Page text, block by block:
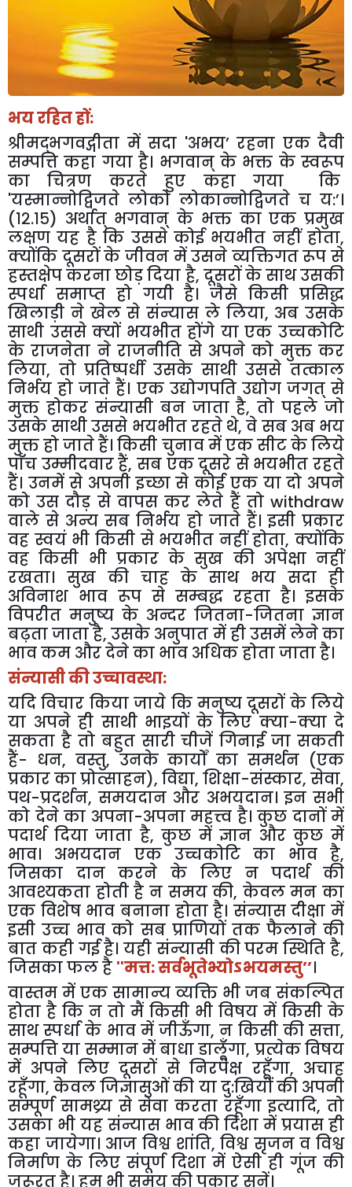
भय रहित हों:
श्रीमद्भगवद्गीता में सदा 'अभय’ रहना एक दैवी
सम्पत्ति कहा गया है। भगवान् के भक्त के स्वरूप
का चित्रण करते हुए कहा गया कि
'यस्मान्नोद्विजते लोको लोकान्नोद्विजते च य:’।
(१२.१५) अर्थात् भगवान् के भक्त का एक प्रमुख
लक्षण यह है कि उससे कोई भयभीत नहीं होता,
क्योंकि दूसरों के जीवन में उसने व्यक्तिगत रूप से
हस्तक्षेप करना छोड़ दिया है, दूसरों के साथ उसकी
स्पर्धा समाप्त हो गयी है। जैसे किसी प्रसिद्ध
खिलाड़ी ने खेल से संन्यास ले लिया, अब उसके
साथी उससे क्यों भयभीत होंगे या एक उच्चकोटि
के राजनेता ने राजनीति से अपने को मुक्त कर
लिया, तो प्रतिष्पर्धी उसके साथी उससे तत्काल
निर्भय हो जाते हैं। एक उद्योगपति उद्योग जगत् से
मुक्त होकर संन्यासी बन जाता है,तो पहले जो
उसके साथी उससे भयभीत रहते थे,वे सब अब भय
मुक्त हो जाते हैं। किसी चुनाव में एक सीट के लिये
पाँच उम्मीदवार हैं, सब एक दूसरे से भयभीत रहते
हैं। उनमें से अपनी इच्छा से कोई एक या दो अपने
को उस दौड़ से वापस कर लेते हैं तो withdraw
वाले से अन्य सब निर्भय हो जाते हैं। इसी प्रकार
वह स्वयं भी किसी से भयभीत नहीं होता, क्योंकि
वह किसी भी प्रकार के सुख की अपेक्षा नहीं
रखता। सुख की चाह के साथ भय सदा ही
अविनाश भाव रूप से सम्बद्ध रहता है। इसके
विपरीत मनुष्य के अन्दर जितना-जितना ज्ञान
बढ़ता जाता है,उसके अनुपात में ही उसमें लेने का
भाव कम और देने का भाव अधिक होता जाता है।
संन्यासी की उच्चावस्था:
यदि विचार किया जाये कि मनुष्य दूसरों के लिये
या अपने ही साथी भाइयों के लिए क्या-क्या दे
सकता है तो बहुत सारी चीजें गिनाई जा सकती
हैं- धन, वस्तु,उनके कार्यों का समर्थन (एक
प्रकार का प्रोत्साहन), विद्या, शिक्षा-संस्कार, सेवा,
पथ-प्रदर्शन,समयदान और अभयदान। इन सभी
को देने का अपना-अपना महत्त्व है। कुछ दानों में
पदार्थ दिया जाता है,कुछ में ज्ञान और कुछ में
भाव। अभयदान एक उच्चकोटि का भाव है,
जिसका दान करने के लिए न पदार्थ की
आवश्यकता होती है न समय की, केवल मन का
एक विशेष भाव बनाना होता है। संन्यास दीक्षा में
इसी उच्च भाव को सब प्राणियों तक फैलाने की
बात कही गई है। यही संन्यासी की परम स्थिति है,
जिसका फल है ''मत्त: सर्वभूतेभ्योऽभयमस्तु’’।
वास्तम में एक सामान्य व्यक्ति भी जब संकल्पित
होता है कि न तो मैं किसी भी विषय में किसी के
साथ स्पर्धा के भाव में जीऊँगा,न किसी की सत्ता,
सम्पत्ति या सम्मान में बाधा डालूँगा, प्रत्येक विषय
में अपने लिए दूसरों से निरपेक्ष रहूँगा, अचाह
रहूँगा,केवल जिज्ञासुओं की या दु:खियों की अपनी
सम्पूर्ण सामथ्र्य से सेवा करता रहूँगा इत्यादि, तो
उसका भी यह संन्यास भाव की दिशा में प्रयास ही
कहा जायेगा। आज विश्व शांति,विश्व सृजन व विश्व
निर्माण के लिए संपूर्ण दिशा में ऐसी ही गूंज की
जरूरत है। हम भी समय की पुकार सुनें।